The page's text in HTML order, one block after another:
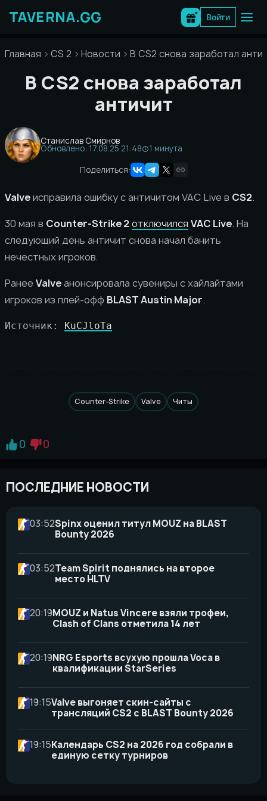
содержимому
Войти
Главная CS 2 Новости В CS2 снова заработал
В CS2 снова заработал
античит
Станислав Смирнов
Обновлено: 17.08.25 21:48
1 минута
Поделиться:
Valveисправила ошибку с античитом VAC Live в CS2.
30 мая в Counter-Strike 2 отключился VAC Live. На
следующий день античит снова начал банить
нечестных игроков.
РанееValveанонсировала сувениры с хайлайтами
игроков из плей-офф BLAST Austin Major.
Источник: KuCJloTa
Counter-Strike Valve Читы
0 0
ПОСЛЕДНИЕ НОВОСТИ
03:52Spinx оценил титул MOUZ на BLAST
Bounty 2026
03:52Team Spirit поднялись на второе
место HLTV
20:19MOUZ и Natus Vincere взяли трофеи,
Clash of Clans отметила 14 лет
20:19NRG Esports всухую прошла Voca в
квалификации StarSeries
19:15Valve выгоняет скин-сайты с
трансляций CS2 с BLAST Bounty 2026
19:15Календарь CS2 на 2026 год собрали в
единую сетку турниров